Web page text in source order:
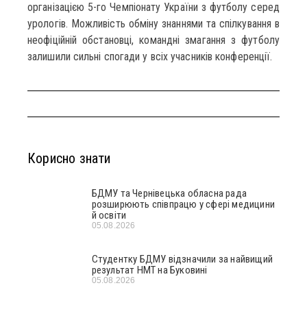
організацією 5-го Чемпіонату України з футболу серед
урологів. Можливість обміну знаннями та спілкування в
неофіційній обстановці, командні змагання з футболу
залишили сильні спогади у всіх учасників конференції.
Корисно знати
БДМУ та Чернівецька обласна рада
розширюють співпрацю у сфері медицини
й освіти
05.08.2026
Студентку БДМУ відзначили за найвищий
результат НМТ на Буковині
05.08.2026